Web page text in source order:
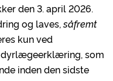
den 3. april 2026.
og laves,såfremt
kun ved
som
inden den sidste